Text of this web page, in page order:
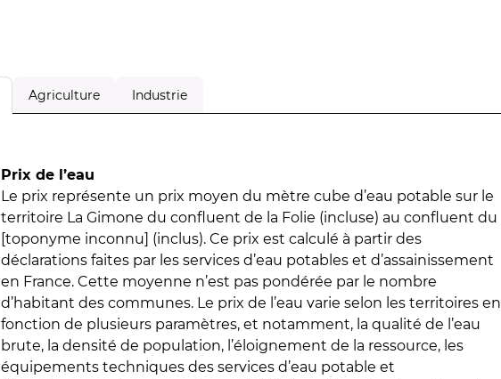
Agriculture Industrie
Prix de l’eau
Le prix représente un prix moyen du mètre cube d’eau potable sur le
territoire La Gimone du confluent de la Folie (incluse) au confluent du
[toponyme inconnu] (inclus). Ce prix est calculé à partir des
déclarations faites par les services d’eau potables et d’assainissement
en France. Cette moyenne n’est pas pondérée par le nombre
d’habitant des communes. Le prix de l’eau varie selon les territoires en
fonction de plusieurs paramètres, et notamment, la qualité de l’eau
brute, la densité de population, l’éloignement de la ressource, les
équipements techniques des services d’eau potable et